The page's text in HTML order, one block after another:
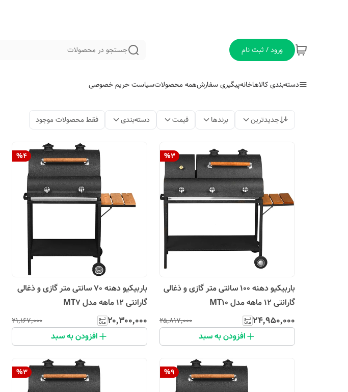
ورود / ثبت نام جستجو در محصولات
دسته‌بندی کالاهاخانهپیگیری سفارشهمه محصولاتسیاست حریم خصوصی
جدیدترین برندها قیمت دسته‌بندی فقط محصولات موجود
%3
باربیکیو دهنه 100 سانتی متر گازی و ذغالی
گارانتی 12 ماهه مدل MT10
۲۴٬۹۵۰٬۰۰۰ ۲۵٬۸۱۷٬۰۰۰
افزودن به سبد
%4
باربیکیو دهنه 70 سانتی متر گازی و ذغالی
گارانتی 12 ماهه مدل MT7
۲۰٬۳۰۰٬۰۰۰ ۲۱٬۱۶۷٬۰۰۰
افزودن به سبد
%9
%3